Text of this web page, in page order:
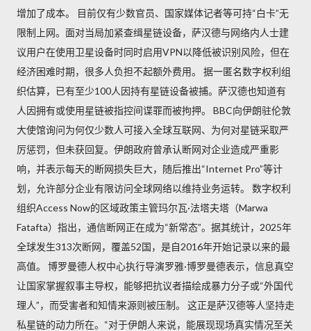
增加了成本。 目前仅有少数官员、国家媒体记者等可持“白卡”无
限制上网。面对当局加紧查缉星链设备，萨汉德与网络内人士建
议用户在使用卫星设备时同时启用VPN以降低被识别风险，但在
经济困难时期，很多人负担不起额外费用。 据一匿名数字权利组
织估算，已有至少100人因持有星链设备被捕。萨汉德也知道有
人因拥有或使用星链被指控间谍罪而被拘押。 BBC向伊朗驻伦敦
大使馆询问为何仅少数人可接入全球互联网、为何对星链采取严
厉惩罚，但未获回复。伊朗政府曾承认断网对企业造成严重影
响，并表示每天的断网损失巨大，随后推出“Internet Pro”等计
划，允许部分企业有限访问全球网络以维持业务运转。 数字权利
组织Access Now的区域政策主管玛尔瓦·法塔夫塔（Marwa
Fatafta）指出，通信断网正在成为“新常态”。据其统计，2025年
全球发生313次断网，覆盖52国，是自2016年开始记录以来的最
高值。 博罗曼德人权中心执行导演罗雅·博罗曼德表示，信息真空
让国家掌握叙事主导权，能够把抗议者描绘成暴力分子或“外国代
理人”，而受害者和知情来源则被压制。 这正是萨汉德等人坚持走
私星链的动力所在。“对于伊朗人来说，能展现现场真实情况至关